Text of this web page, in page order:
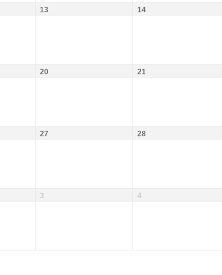
13 14
20 21
27 28
3 4